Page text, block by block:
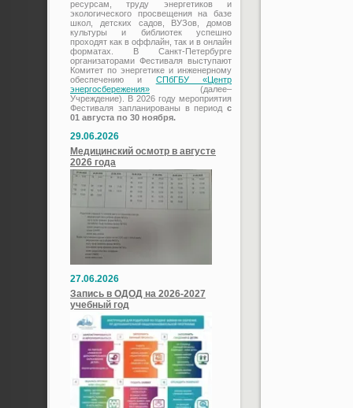
ресурсам, труду энергетиков и
экологического просвещения на базе
школ, детских садов, ВУЗов, домов
культуры и библиотек успешно
проходят как в оффлайн, так и в онлайн
форматах. В Санкт-Петербурге
организаторами Фестиваля выступают
Комитет по энергетике и инженерному
обеспечению и СПбГБУ «Центр
энергосбережения» (далее–
Учреждение). В 2026 году мероприятия
Фестиваля запланированы в период с
01 августа по 30 ноября.
29.06.2026
Медицинский осмотр в августе
2026 года
27.06.2026
Запись в ОДОД на 2026-2027
учебный год